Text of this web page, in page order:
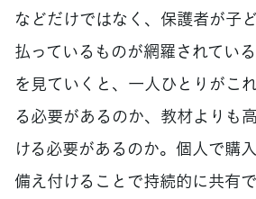
などだけではなく、保護者が子
払っているものが網羅されてい
を見ていくと、一人ひとりがこ
る必要があるのか、教材よりも
ける必要があるのか。個人で購
備え付けることで持続的に共有